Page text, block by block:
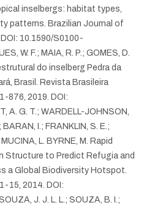
inselbergs: habitat types,
patterns. Brazilian Journal of
10.1590/S0100-
W. F.; MAIA, R. P.; GOMES, D.
do inselberg Pedra da
Brasil. Revista Brasileira
876, 2019. DOI:
A. G. T.; WARDELL-JOHNSON,
BARAN, I.; FRANKLIN, S. E.;
L. BYRNE, M. Rapid
to Predict Refugia and
a Global Biodiversity Hotspot.
15, 2014. DOI:
J. J. L. L.; SOUZA, B. I.;